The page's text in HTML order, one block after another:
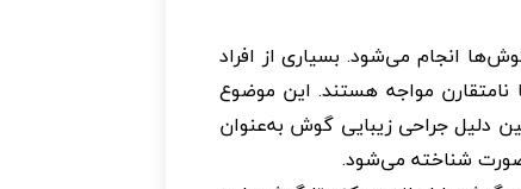
انجام می‌شود. بسیاری از افراد
مواجه هستند. این موضوع
دلیل جراحی زیبایی گوش به‌عنوان
شناخته می‌شود.